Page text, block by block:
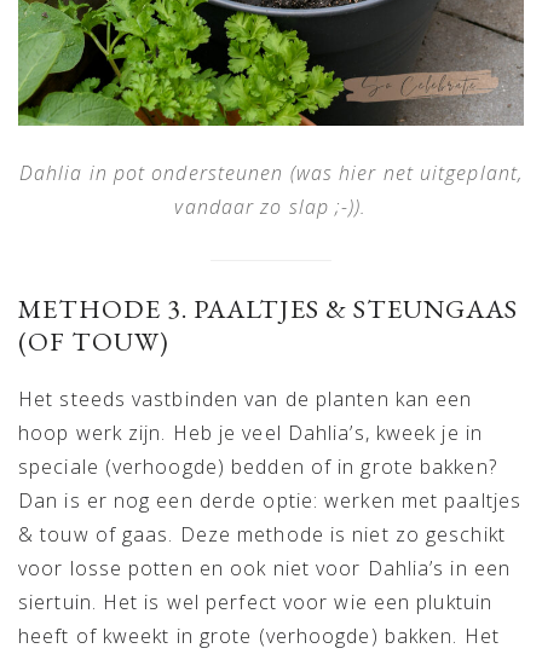
Dahlia in pot ondersteunen (was hier net uitgeplant,
vandaar zo slap ;-)).
METHODE 3. PAALTJES & STEUNGAAS
(OF TOUW)
Het steeds vastbinden van de planten kan een
hoop werk zijn. Heb je veel Dahlia’s, kweek je in
speciale (verhoogde) bedden of in grote bakken?
Dan is er nog een derde optie: werken met paaltjes
& touw of gaas. Deze methode is niet zo geschikt
voor losse potten en ook niet voor Dahlia’s in een
siertuin. Het is wel perfect voor wie een pluktuin
heeft of kweekt in grote (verhoogde) bakken. Het